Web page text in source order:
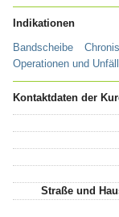
Indikationen
Bandscheibe
Operationen und
Kontaktdaten der
Straße und